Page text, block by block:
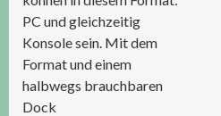
PC und gleichzeitig
Konsole sein. Mit dem
Format und einem
halbwegs brauchbaren
Dock